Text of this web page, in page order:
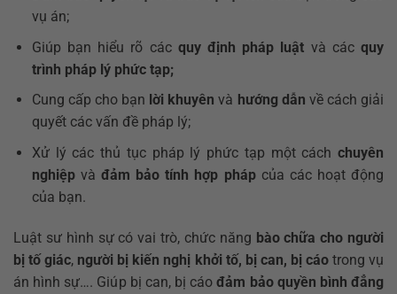
vụ án;
Giúp bạn hiểu rõ các quy định pháp luật và cácquy
trình pháp lý phức tạp;
Cung cấp cho bạn lời khuyên và hướng dẫn về cách giải
quyết các vấn đề pháp lý;
Xử lý các thủ tục pháp lý phức tạp một cách chuyên
nghiệpvàđảm bảo tính hợp phápcủa các hoạt động
của bạn.
Luật sư hình sự có vai trò, chức năng bào chữa cho người
bị tố giác, người bị kiến nghị khởi tố, bị can, bị cáotrong vụ
án hình sự…. Giúp bị can, bị cáođảm bảo quyền bình đẳng